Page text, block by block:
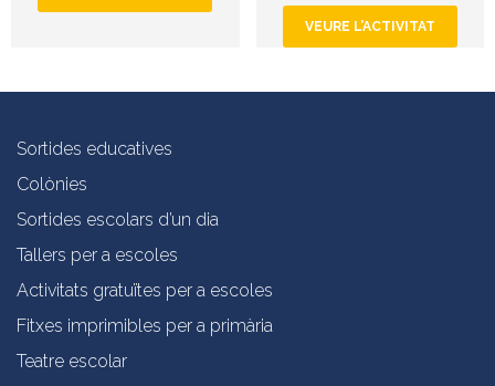
VEURE L’ACTIVITAT
Sortides educatives
Colònies
Sortides escolars d’un dia
Tallers per a escoles
Activitats gratuïtes per a escoles
Fitxes imprimibles per a primària
Teatre escolar